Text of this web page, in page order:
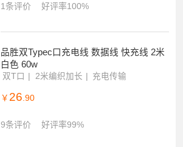
1条评价 好评率100%
品胜双Typec口充电线 数据线 快充线 2米
白色 60w
双T口 2米编织加长 充电传输
￥ 26 .90
9条评价 好评率99%